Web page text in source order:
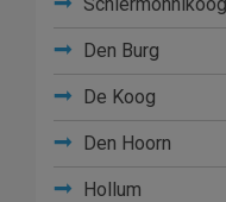
Den Burg
De Koog
Den Hoorn
Hollum